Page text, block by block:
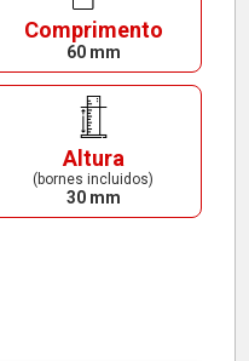
Comprimento
60 mm
Altura
(bornes incluidos)
30 mm